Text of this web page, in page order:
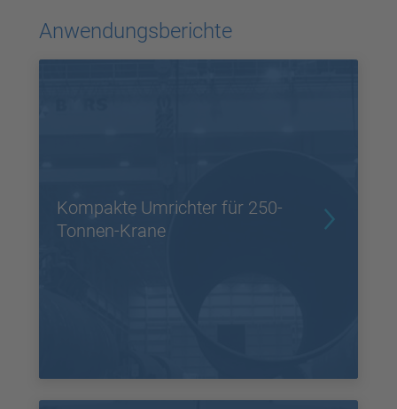
Akzeptieren
powered byUsercentrics Consent
Anwendungsberichte
Kompakte Umrichter für 250-
Tonnen-Krane